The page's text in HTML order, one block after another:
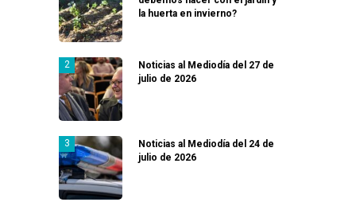
la huerta en invierno?
Noticias al Mediodía del 27 de
julio de 2026
Noticias al Mediodía del 24 de
julio de 2026